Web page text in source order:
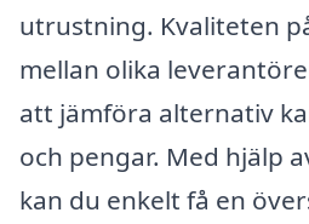
utrustning. Kvaliteten
mellan olika
att jämföra alternativ
och pengar. Med hjälp
kan du enkelt få en